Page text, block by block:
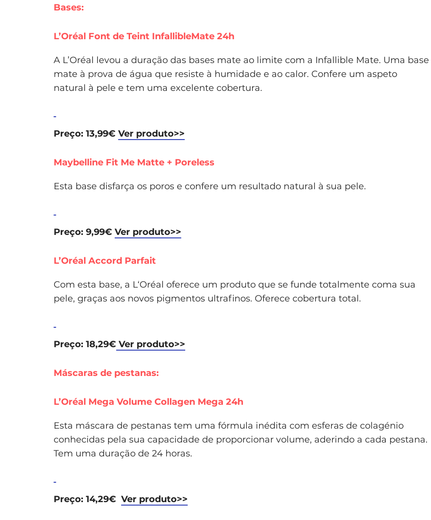
Bases:
L’Oréal Font de Teint InfallibleMate 24h
A L’Oréal levou a duração das bases mate ao limite com a Infallible Mate. Uma base
mate à prova de água que resiste à humidade e ao calor. Confere um aspeto
natural à pele e tem uma excelente cobertura.
Preço: 13,99€ Ver produto>>
Maybelline Fit Me Matte + Poreless
Esta base disfarça os poros e confere um resultado natural à sua pele.
Preço: 9,99€ Ver produto>>
L’Oréal Accord Parfait
Com esta base, a L‘Oréal oferece um produto que se funde totalmente coma sua
pele, graças aos novos pigmentos ultrafinos. Oferece cobertura total.
Preço: 18,29€ Ver produto>>
Máscaras de pestanas:
L’Oréal Mega Volume Collagen Mega 24h
Esta máscara de pestanas tem uma fórmula inédita com esferas de colagénio
conhecidas pela sua capacidade de proporcionar volume, aderindo a cada pestana.
Tem uma duração de 24 horas.
Preço: 14,29€ Ver produto>>